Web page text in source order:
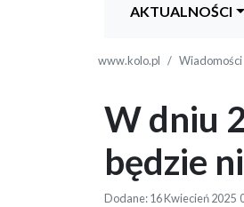
AKTUALNOŚCI
www.kolo.pl Wiadomości
W dniu
będzie
Dodane: 16 Kwiecień 2025